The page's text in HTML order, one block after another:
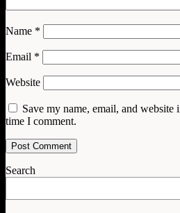
Name *
Email *
Website
Save my name, email, and
time I comment.
Search